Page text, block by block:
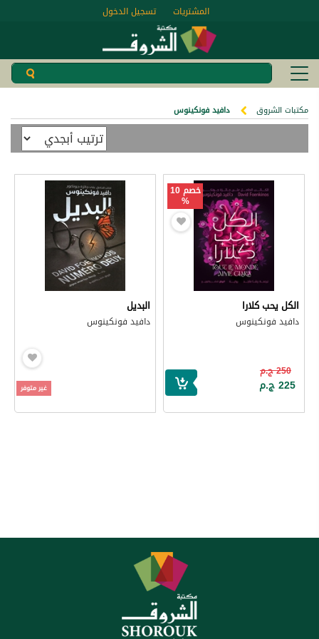
تسجيل الدخول المشتريات
مكتبات الشروق دافيد فونكينوس
خصم 10
%
الكل يحب كلارا
دافيد فونكينوس
250 ج.م
225 ج.م
البديل
دافيد فونكينوس
غير متوفر